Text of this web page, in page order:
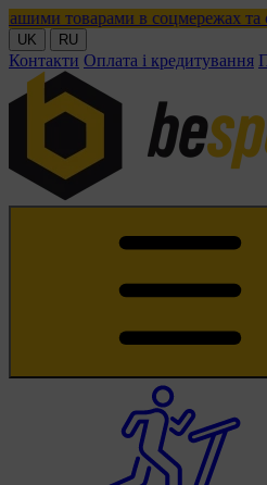
в соцмережах та отримуйте
UK RU
Контакти Оплата і кредитування